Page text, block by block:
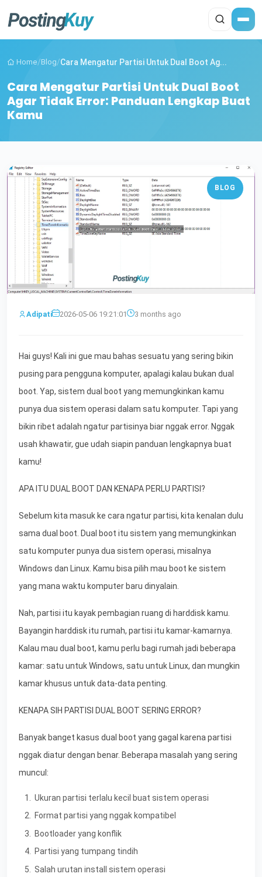
Home/Blog/Cara Mengatur Partisi Untuk Dual Boot Ag...
Cara Mengatur Partisi Untuk Dual Boot
Agar Tidak Error: Panduan Lengkap Buat
Kamu
BLOG
Adipati 2026-05-06 19:21:01 3 months ago
Hai guys! Kali ini gue mau bahas sesuatu yang sering bikin
pusing para pengguna komputer, apalagi kalau bukan dual
boot. Yap, sistem dual boot yang memungkinkan kamu
punya dua sistem operasi dalam satu komputer. Tapi yang
bikin ribet adalah ngatur partisinya biar nggak error. Nggak
usah khawatir, gue udah siapin panduan lengkapnya buat
kamu!
APA ITU DUAL BOOT DAN KENAPA PERLU PARTISI?
Sebelum kita masuk ke cara ngatur partisi, kita kenalan dulu
sama dual boot. Dual boot itu sistem yang memungkinkan
satu komputer punya dua sistem operasi, misalnya
Windows dan Linux. Kamu bisa pilih mau boot ke sistem
yang mana waktu komputer baru dinyalain.
Nah, partisi itu kayak pembagian ruang di harddisk kamu.
Bayangin harddisk itu rumah, partisi itu kamar-kamarnya.
Kalau mau dual boot, kamu perlu bagi rumah jadi beberapa
kamar: satu untuk Windows, satu untuk Linux, dan mungkin
kamar khusus untuk data-data penting.
KENAPA SIH PARTISI DUAL BOOT SERING ERROR?
Banyak banget kasus dual boot yang gagal karena partisi
nggak diatur dengan benar. Beberapa masalah yang sering
muncul:
Ukuran partisi terlalu kecil buat sistem operasi
Format partisi yang nggak kompatibel
Bootloader yang konflik
Partisi yang tumpang tindih
Salah urutan install sistem operasi